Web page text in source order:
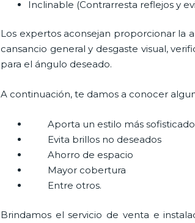
Inclinable (Contrarresta reflejos y
Los expertos aconsejan proporcionar la
cansancio general y desgaste visual,
para el ángulo deseado.
A continuación, te damos a conocer
Aporta un estilo más sofisticado
Evita brillos no deseados
Ahorro de espacio
Mayor cobertura
Entre otros.
Brindamos el servicio de venta e